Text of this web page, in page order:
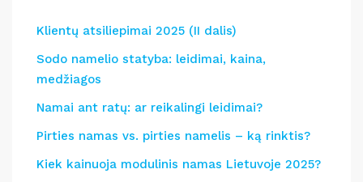
Klientų atsiliepimai 2025 (II dalis)
Sodo namelio statyba: leidimai, kaina,
medžiagos
Namai ant ratų: ar reikalingi leidimai?
Pirties namas vs. pirties namelis – ką rinktis?
Kiek kainuoja modulinis namas Lietuvoje 2025?